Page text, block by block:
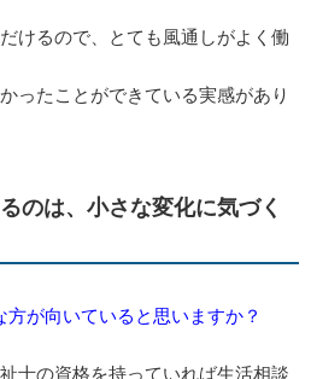
けるので、とても風通しがよく働
ったことができている実感があり
のは、小さな変化に気づく
が向いていると思いますか？
士の資格を持っていれば生活相談